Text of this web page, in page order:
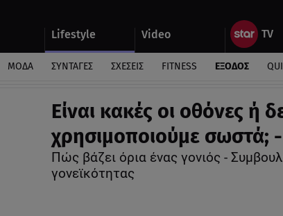
Lifestyle Video
ΜΟΔΑ ΣΥΝΤΑΓΕΣ ΣΧΕΣΕΙΣ FITNESS ΕΞΟΔΟΣ
Είναι κακές οι οθόνες ή
χρησιμοποιούμε σωστά;
Πώς βάζει όρια ένας γονιός -
γονεϊκότητας